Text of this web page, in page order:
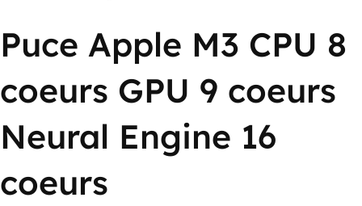
Puce Apple M3 CPU 8
coeurs GPU 9 coeurs
Neural Engine 16
coeurs